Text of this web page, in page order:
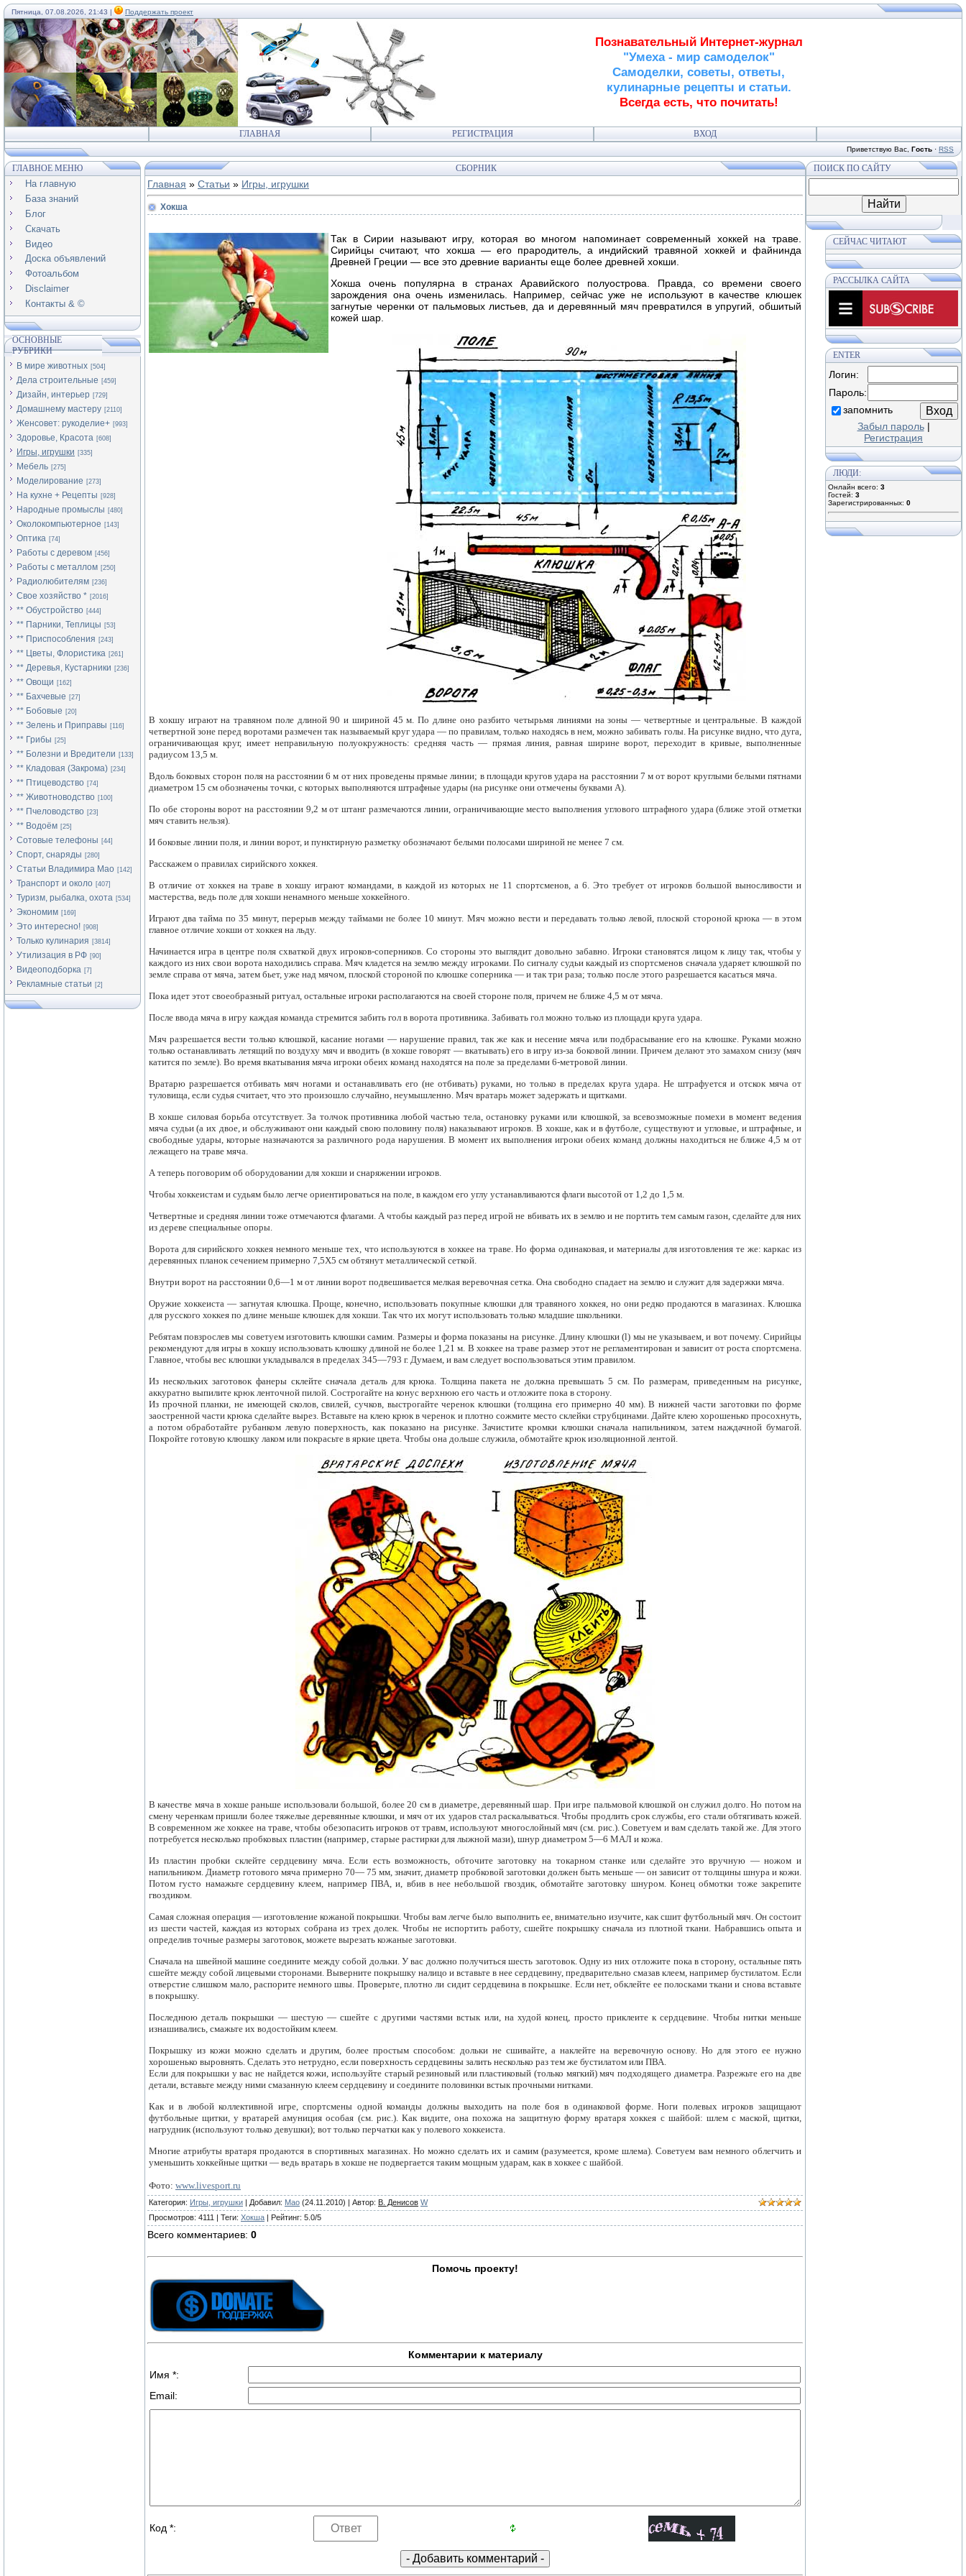
Пятница, 07.08.2026, 21:43 | Поддержать проект
Познавательный Интернет-журнал
"Умеха - мир самоделок"
Самоделки, советы, ответы,
кулинарные рецепты и статьи.
Всегда есть, что почитать!
ГЛАВНАЯ РЕГИСТРАЦИЯ ВХОД
Приветствую Вас Гость · RSS
ГЛАВНОЕ МЕНЮ
На главную
База знаний
Блог
Скачать
Видео
Доска объявлений
Фотоальбом
Disclaimer
Контакты & ©
ОСНОВНЫЕ
РУБРИКИ
В мире животных [504]
Дела строительные [459]
Дизайн, интерьер [729]
Домашнему мастеру [2110]
Женсовет: рукоделие+ [993]
Здоровье, Красота [608]
Игры, игрушки [335]
Мебель [275]
Моделирование [273]
На кухне + Рецепты [928]
Народные промыслы [480]
Околокомпьютерное [143]
Оптика [74]
Работы с деревом [456]
Работы с металлом [250]
Радиолюбителям [236]
Свое хозяйство * [2016]
** Обустройство [444]
** Парники, Теплицы [53]
** Приспособления [243]
** Цветы, Флористика [261]
** Деревья, Кустарники [236]
** Овощи [162]
** Бахчевые [27]
** Бобовые [20]
** Зелень и Приправы [116]
** Грибы [25]
** Болезни и Вредители [133]
** Кладовая (Закрома) [234]
** Птицеводство [74]
** Животноводство [100]
** Пчеловодство [23]
** Водоём [25]
Сотовые телефоны [44]
Спорт, снаряды [280]
Статьи Владимира Мао [142]
Транспорт и около [407]
Туризм, рыбалка, охота [534]
Экономим [169]
Это интересно! [908]
Только кулинария [3814]
Утилизация в РФ [90]
Видеоподборка [7]
Рекламные статьи [2]
СБОРНИК
Главная » Статьи » Игры, игрушки
Хокша
Так в Сирии называют игру, которая во многом напоминает современный хоккей на траве.
Сирийцы считают, что хокша — его прародитель, а индийский травяной хоккей и файнинда
Древней Греции — все это древние варианты еще более древней хокши.
Хокша очень популярна в странах Аравийского полуострова. Правда, со времени своего
зарождения она очень изменилась. Например, сейчас уже не используют в качестве клюшек
загнутые черенки от пальмовых листьев, да и деревянный мяч превратился в упругий, обшитый
кожей шар.
В хокшу играют на травяном поле длиной 90 и шириной 45 м. По длине оно разбито четырьмя линиями на зоны — четвертные и центральные. В каждой
четвертной зоне перед воротами размечен так называемый круг удара — по правилам, только находясь в нем, можно забивать голы. На рисунке видно, что дуга,
ограничивающая круг, имеет неправильную полуокружность: средняя часть — прямая линия, равная ширине ворот, переходит в кривые, выполненные
радиусом 13,5 м.
Вдоль боковых сторон поля на расстоянии 6 м от них проведены прямые линии; в площади кругов удара на расстоянии 7 м от ворот круглыми белыми пятнами
диаметром 15 см обозначены точки, с которых выполняются штрафные удары (на рисунке они отмечены буквами А).
По обе стороны ворот на расстоянии 9,2 м от штанг размечаются линии, ограничивающие место выполнения углового штрафного удара (ближе этой отметки
мяч ставить нельзя).
И боковые линии поля, и линии ворот, и пунктирную разметку обозначают белыми полосами шириной не менее 7 см.
Расскажем о правилах сирийского хоккея.
В отличие от хоккея на траве в хокшу играют командами, в каждой из которых не 11 спортсменов, а 6. Это требует от игроков большой выносливости и
мастерства, ведь поле для хокши ненамного меньше хоккейного.
Играют два тайма по 35 минут, перерыв между таймами не более 10 минут. Мяч можно вести и передавать только левой, плоской стороной крюка — в этом
главное отличие хокши от хоккея на льду.
Начинается игра в центре поля схваткой двух игроков-соперников. Со стороны это выглядит довольно забавно. Игроки становятся лицом к лицу так, чтобы у
каждого из них свои ворота находились справа. Мяч кладется на землю между игроками. По сигналу судьи каждый из спортсменов сначала ударяет клюшкой по
земле справа от мяча, затем бьет, уже над мячом, плоской стороной по клюшке соперника — и так три раза; только после этого разрешается касаться мяча.
Пока идет этот своеобразный ритуал, остальные игроки располагаются на своей стороне поля, причем не ближе 4,5 м от мяча.
После ввода мяча в игру каждая команда стремится забить гол в ворота противника. Забивать гол можно только из площади круга удара.
Мяч разрешается вести только клюшкой, касание ногами — нарушение правил, так же как и несение мяча или подбрасывание его на клюшке. Руками можно
только останавливать летящий по воздуху мяч и вводить (в хокше говорят — вкатывать) его в игру из-за боковой линии. Причем делают это замахом снизу (мяч
катится по земле). Во время вкатывания мяча игроки обеих команд находятся на поле за пределами 6-метровой линии.
Вратарю разрешается отбивать мяч ногами и останавливать его (не отбивать) руками, но только в пределах круга удара. Не штрафуется и отскок мяча от
туловища, если судья считает, что это произошло случайно, неумышленно. Мяч вратарь может задержать и щитками.
В хокше силовая борьба отсутствует. За толчок противника любой частью тела, остановку руками или клюшкой, за всевозможные помехи в момент ведения
мяча судьи (а их двое, и обслуживают они каждый свою половину поля) наказывают игроков. В хокше, как и в футболе, существуют и угловые, и штрафные, и
свободные удары, которые назначаются за различного рода нарушения. В момент их выполнения игроки обеих команд должны находиться не ближе 4,5 м от
лежащего на траве мяча.
А теперь поговорим об оборудовании для хокши и снаряжении игроков.
Чтобы хоккеистам и судьям было легче ориентироваться на поле, в каждом его углу устанавливаются флаги высотой от 1,2 до 1,5 м.
Четвертные и средняя линии тоже отмечаются флагами. А чтобы каждый раз перед игрой не вбивать их в землю и не портить тем самым газон, сделайте для них
из дереве специальные опоры.
Ворота для сирийского хоккея немного меньше тех, что используются в хоккее на траве. Но форма одинаковая, и материалы для изготовления те же: каркас из
деревянных планок сечением примерно 7,5X5 см обтянут металлической сеткой.
Внутри ворот на расстоянии 0,6—1 м от линии ворот подвешивается мелкая веревочная сетка. Она свободно спадает на землю и служит для задержки мяча.
Оружие хоккеиста — загнутая клюшка. Проще, конечно, использовать покупные клюшки для травяного хоккея, но они редко продаются в магазинах. Клюшка
для русского хоккея по длине меньше клюшек для хокши. Так что их могут использовать только младшие школьники.
Ребятам повзрослев мы советуем изготовить клюшки самим. Размеры и форма показаны на рисунке. Длину клюшки (l) мы не указываем, и вот почему. Сирийцы
рекомендуют для игры в хокшу использовать клюшку длиной не более 1,21 м. В хоккее на траве размер этот не регламентирован и зависит от роста спортсмена.
Главное, чтобы вес клюшки укладывался в пределах 345—793 г. Думаем, и вам следует воспользоваться этим правилом.
Из нескольких заготовок фанеры склейте сначала деталь для крюка. Толщина пакета не должна превышать 5 см. По размерам, приведенным на рисунке,
аккуратно выпилите крюк ленточной пилой. Сострогайте на конус верхнюю его часть и отложите пока в сторону.
Из прочной планки, не имеющей сколов, свилей, сучков, выстрогайте черенок клюшки (толщина его примерно 40 мм). В нижней части заготовки по форме
заостренной части крюка сделайте вырез. Вставьте на клею крюк в черенок и плотно сожмите место склейки струбцинами. Дайте клею хорошенько просохнуть,
а потом обработайте рубанком левую поверхность, как показано на рисунке. Зачистите кромки клюшки сначала напильником, затем наждачной бумагой.
Покройте готовую клюшку лаком или покрасьте в яркие цвета. Чтобы она дольше служила, обмотайте крюк изоляционной лентой.
В качестве мяча в хокше раньше использовали большой, более 20 см в диаметре, деревянный шар. При игре пальмовой клюшкой он служил долго. Но потом на
смену черенкам пришли более тяжелые деревянные клюшки, и мяч от их ударов стал раскалываться. Чтобы продлить срок службы, его стали обтягивать кожей.
В современном же хоккее на траве, чтобы обезопасить игроков от травм, используют многослойный мяч (см. рис.). Советуем и вам сделать такой же. Для этого
потребуется несколько пробковых пластин (например, старые растирки для лыжной мази), шнур диаметром 5—6 МАЛ и кожа.
Из пластин пробки склейте сердцевину мяча. Если есть возможность, обточите заготовку на токарном станке или сделайте это вручную — ножом и
напильником. Диаметр готового мяча примерно 70— 75 мм, значит, диаметр пробковой заготовки должен быть меньше — он зависит от толщины шнура и кожи.
Потом густо намажьте сердцевину клеем, например ПВА, и, вбив в нее небольшой гвоздик, обмотайте заготовку шнуром. Конец обмотки тоже закрепите
гвоздиком.
Самая сложная операция — изготовление кожаной покрышки. Чтобы вам легче было выполнить ее, внимательно изучите, как сшит футбольный мяч. Он состоит
из шести частей, каждая из которых собрана из трех долек. Чтобы не испортить работу, сшейте покрышку сначала из плотной ткани. Набравшись опыта и
определив точные размеры заготовок, можете вырезать кожаные заготовки.
Сначала на швейной машине соедините между собой дольки. У вас должно получиться шесть заготовок. Одну из них отложите пока в сторону, остальные пять
сшейте между собой лицевыми сторонами. Выверните покрышку налицо и вставьте в нее сердцевину, предварительно смазав клеем, например бустилатом. Если
отверстие слишком мало, распорите немного швы. Проверьте, плотно ли сидит сердцевина в покрышке. Если нет, обклейте ее полосками ткани и снова вставьте
в покрышку.
Последнюю деталь покрышки — шестую — сшейте с другими частями встык или, на худой конец, просто приклеите к сердцевине. Чтобы нитки меньше
изнашивались, смажьте их водостойким клеем.
Покрышку из кожи можно сделать и другим, более простым способом: дольки не сшивайте, а наклейте на веревочную основу. Но для этого ее нужно
хорошенько выровнять. Сделать это нетрудно, если поверхность сердцевины залить несколько раз тем же бустилатом или ПВА.
Если для покрышки у вас не найдется кожи, используйте старый резиновый или пластиковый (только мягкий) мяч подходящего диаметра. Разрежьте его на две
детали, вставьте между ними смазанную клеем сердцевину и соедините половинки встык прочными нитками.
Как и в любой коллективной игре, спортсмены одной команды должны выходить на поле боя в одинаковой форме. Ноги полевых игроков защищают
футбольные щитки, у вратарей амуниция особая (см. рис.). Как видите, она похожа на защитную форму вратаря хоккея с шайбой: шлем с маской, щитки,
нагрудник (используют только девушки); вот только перчатки как у полевого хоккеиста.
Многие атрибуты вратаря продаются в спортивных магазинах. Но можно сделать их и самим (разумеется, кроме шлема). Советуем вам немного облегчить и
уменьшить хоккейные щитки — ведь вратарь в хокше не подвергается таким мощным ударам, как в хоккее с шайбой.
Фото: www.livesport.ru
Категория: Игры, игрушки | Добавил: Mao (24.11.2010) | Автор: В. Денисов W
Просмотров: 4111 | Теги: Хокша | Рейтинг: 5.0/5
Всего комментариев: 0
Помочь проекту!
Комментарии к материалу
Имя *:
Email:
Код *:
ПОИСК ПО САЙТУ
СЕЙЧАС ЧИТАЮТ
РАССЫЛКА САЙТА
ENTER
Логин:
Пароль:
запомнить
Забыл пароль|
Регистрация
ЛЮДИ:
Онлайн всего: 3
Гостей: 3
Зарегистрированных: 0